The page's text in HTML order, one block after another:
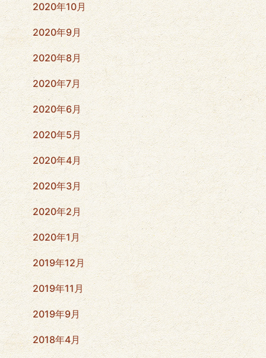
2020年10月
2020年9月
2020年8月
2020年7月
2020年6月
2020年5月
2020年4月
2020年3月
2020年2月
2020年1月
2019年12月
2019年11月
2019年9月
2018年4月